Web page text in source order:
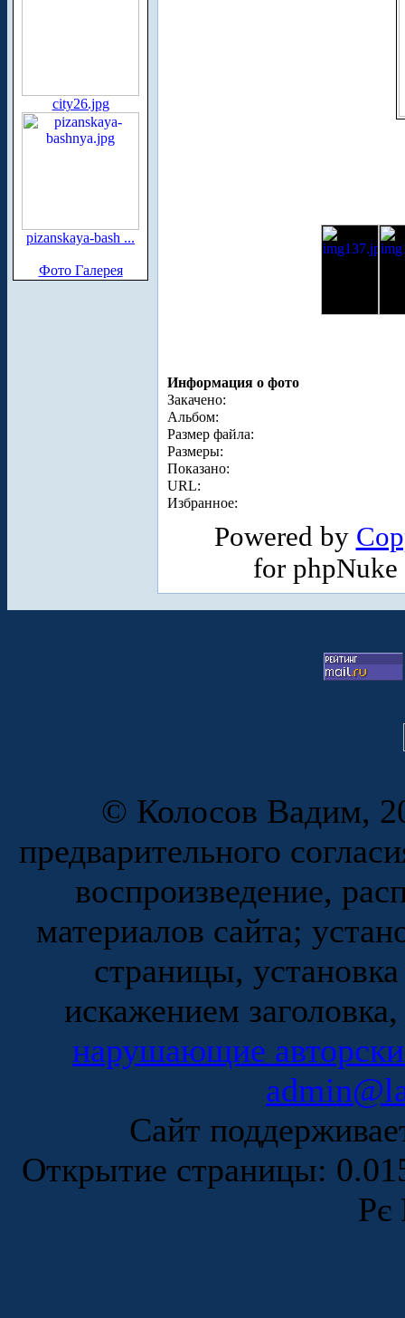
city26.jpg
pizanskaya-bash ...
Фото Галерея
Информация о фото
Закачено:
Альбом:
Размер файла:
Размеры:
Показано:
URL:
Избранное:
Powered by
for
© Колосов Вадим,
предварительного
воспроизведение,
материалов сайта;
страницы,
искажением
нарушающие
Сайт
Открытие страницы:
Рє